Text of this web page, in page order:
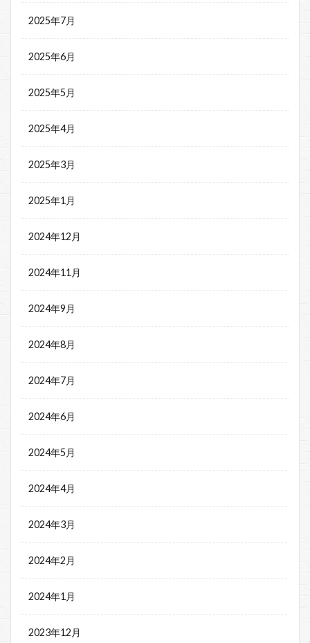
2025年7月
2025年6月
2025年5月
2025年4月
2025年3月
2025年1月
2024年12月
2024年11月
2024年9月
2024年8月
2024年7月
2024年6月
2024年5月
2024年4月
2024年3月
2024年2月
2024年1月
2023年12月